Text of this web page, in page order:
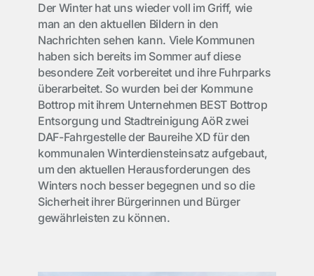
Der Winter hat uns wieder voll im Griff, wie
man an den aktuellen Bildern in den
Nachrichten sehen kann. Viele Kommunen
haben sich bereits im Sommer auf diese
besondere Zeit vorbereitet und ihre Fuhrparks
überarbeitet. So wurden bei der Kommune
Bottrop mit ihrem Unternehmen BEST Bottrop
Entsorgung und Stadtreinigung AöR zwei
DAF-Fahrgestelle der Baureihe XD für den
kommunalen Winterdiensteinsatz aufgebaut,
um den aktuellen Herausforderungen des
Winters noch besser begegnen und so die
Sicherheit ihrer Bürgerinnen und Bürger
gewährleisten zu können.